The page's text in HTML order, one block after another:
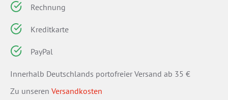
Rechnung
Kreditkarte
PayPal
Innerhalb Deutschlands portofreier Versand ab 35 €
Zu unseren Versandkosten